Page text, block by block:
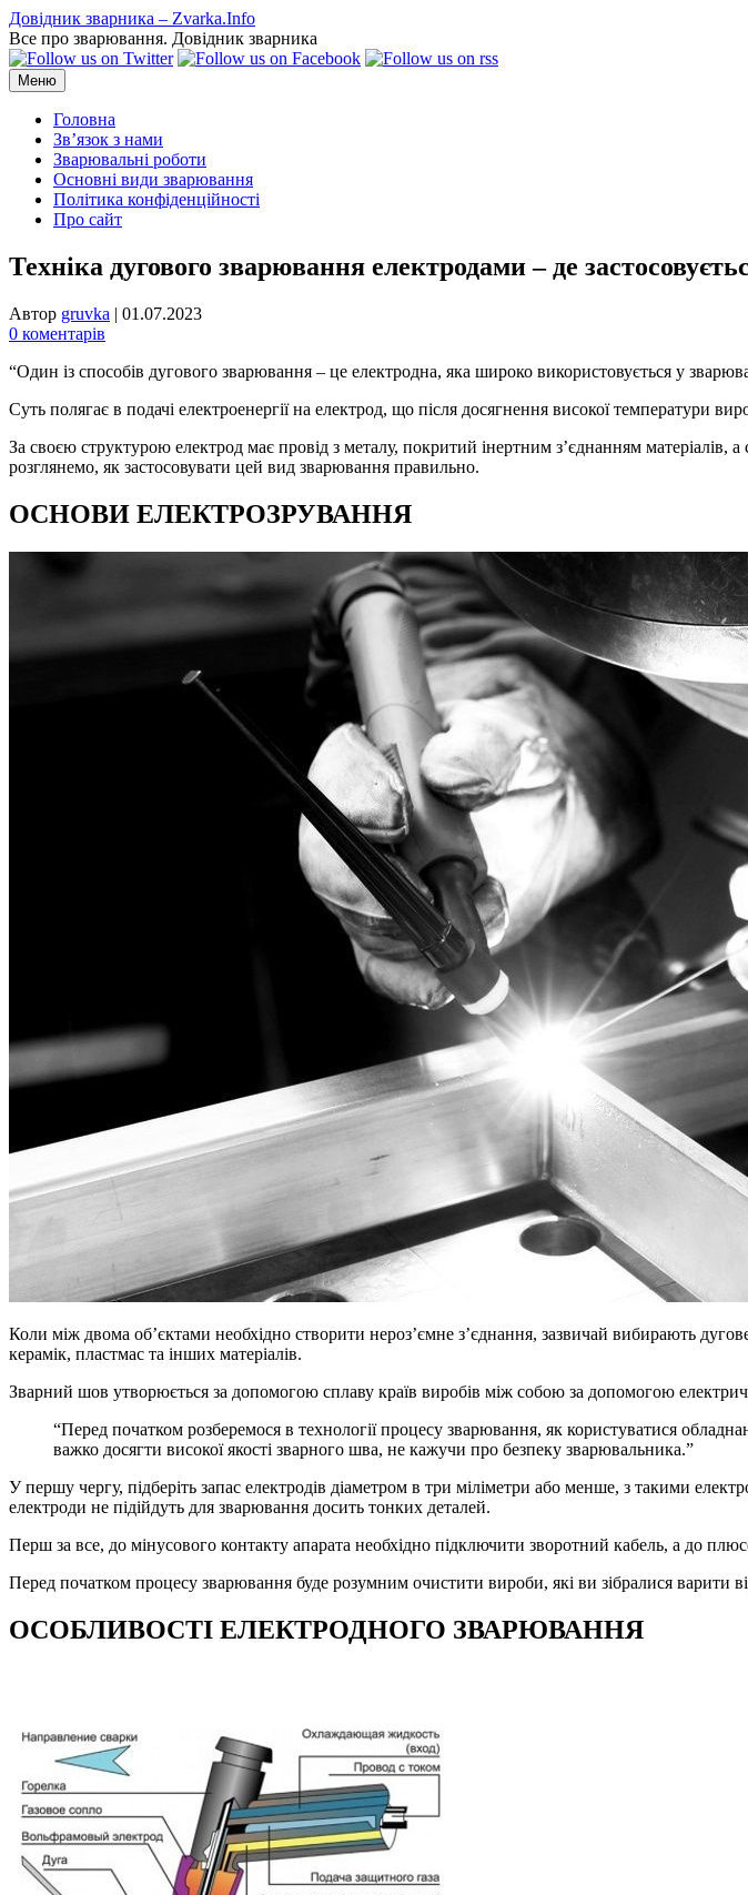
Перейти
до
вмісту
Довідник зварника – Zvarka.Info
Все про зварювання. Довідник зварника
Меню
Головна
Зв’язок з нами
Зварювальні роботи
Основні види зварювання
Політика конфіденційності
Про сайт
Техніка дугового зварювання електродами – де
Автор gruvka | 01.07.2023
0 коментарів
“Один із способів дугового зварювання – це електродна, яка широко використовується у
Суть полягає в подачі електроенергії на електрод, що після досягнення високої температури
За своєю структурою електрод має провід з металу, покритий інертним з’єднанням матеріалів,
розглянемо, як застосовувати цей вид зварювання правильно.
ОСНОВИ ЕЛЕКТРОЗРУВАННЯ
Коли між двома об’єктами необхідно створити нероз’ємне з’єднання, зазвичай вибирають
керамік, пластмас та інших матеріалів.
Зварний шов утворюється за допомогою сплаву країв виробів між собою за допомогою
“Перед початком розберемося в технології процесу зварювання, як користуватися
важко досягти високої якості зварного шва, не кажучи про безпеку зварювальника.”
У першу чергу, підберіть запас електродів діаметром в три міліметри або менше, з такими
електроди не підійдуть для зварювання досить тонких деталей.
Перш за все, до мінусового контакту апарата необхідно підключити зворотний кабель, а до
Перед початком процесу зварювання буде розумним очистити вироби, які ви зібралися
ОСОБЛИВОСТІ ЕЛЕКТРОДНОГО ЗВАРЮВАННЯ